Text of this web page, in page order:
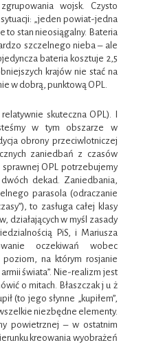
wojsk. Czysto
„jeden powiat-jedna
to stan nieosiągalny. Bateria
szczelnego nieba – ale
bateria kosztuje 2,5
krajów nie stać na
w dobrą, punktową OPL.
skuteczna OPL). I
w tym obszarze w
obrony przeciwlotniczej
zaniedbań z czasów
OPL potrzebujemy
dekad. Zaniedbania,
parasola (odraczanie
to zasługa całej klasy
działających w myśl zasady
PiS, i Mariusza
oczekiwań wobec
na którym rosjanie
świata”. Nie-realizm jest
o mitach. Błaszczak j u ż
(to jego słynne „kupiłem”,
niezbędne elementy.
powietrznej – w ostatnim
kreowania wyobrażeń